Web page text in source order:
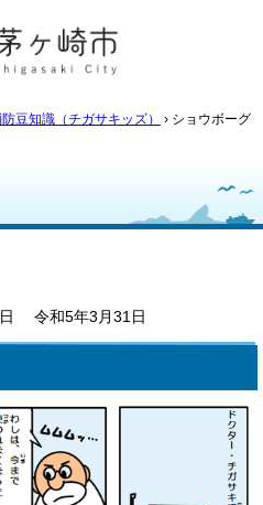
豆知識（チガサキッズ）
› ショウボーグ
令和5年3月31日